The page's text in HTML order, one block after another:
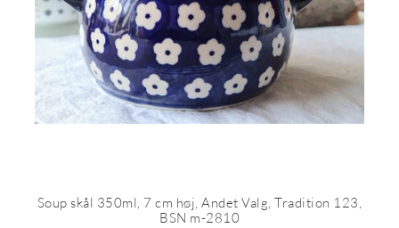
Soup skål 350ml, 7 cm høj, Andet Valg, Tradition 123,
BSN m-2810